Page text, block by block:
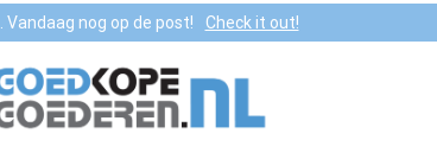
Vandaag nog op de post! Check it out!